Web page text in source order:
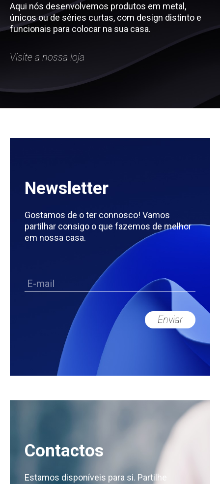
Aqui nós desenvolvemos produtos em metal,
únicos ou de séries curtas, com design distinto e
funcionais para colocar na sua casa.
Visite a nossa loja
Newsletter
Gostamos de o ter connosco! Vamos
partilhar consigo o que fazemos de melhor
em nossa casa.
Contactos
Estamos disponíveis para si. Partilhe